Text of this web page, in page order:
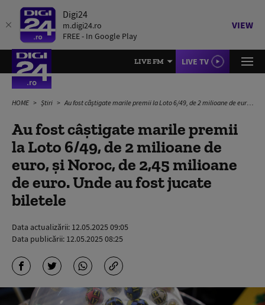
Digi24
m.digi24.ro
FREE - In Google Play
VIEW
LIVE FM LIVE TV
HOME Știri Au fost câștigate marile premii la Loto 6/49, de 2 milioane de euro, și Noroc, de 2,45 milioane de euro. Unde au fost jucate biletele
Au fost câștigate marile premii
la Loto 6/49, de 2 milioane de
euro, și Noroc, de 2,45 milioane
de euro. Unde au fost jucate
biletele
Data actualizării: 12.05.2025 09:05
Data publicării: 12.05.2025 08:25